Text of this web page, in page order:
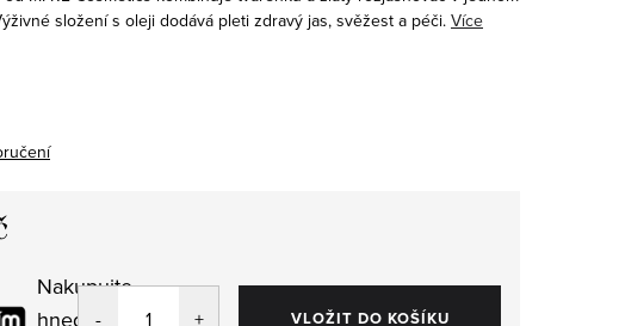
složení s oleji dodává pleti zdravý jas, svěžest a péči. Více
Nakupujte
hned,
VLOŽIT DO KOŠÍKU